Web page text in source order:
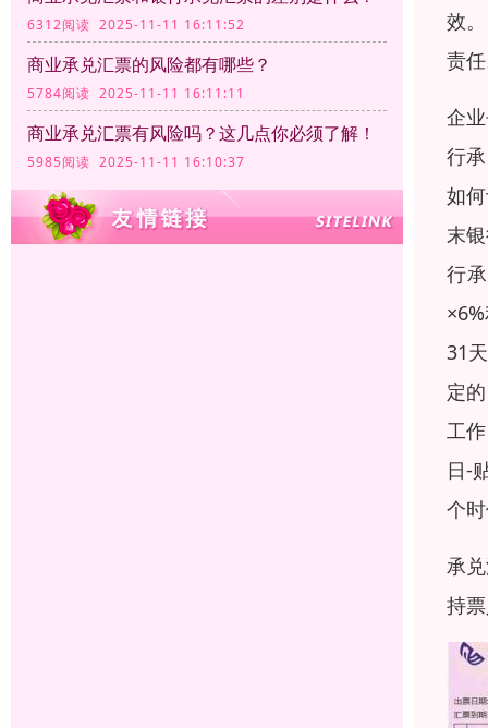
6312阅读 2025-11-11 16:11:52
商业承兑汇票的风险都有哪些？
5784阅读 2025-11-11 16:11:11
商业承兑汇票有风险吗？这几点你必须了解！
5985阅读 2025-11-11 16:10:37
效
责
企
行
如
末
行
31
定
工
日-
个
承
持